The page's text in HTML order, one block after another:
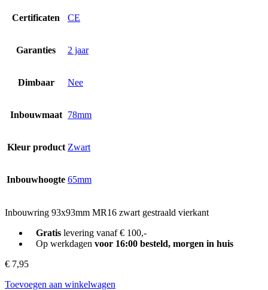
Certificaten CE
Garanties 2 jaar
Dimbaar Nee
Inbouwmaat 78mm
Kleur product Zwart
Inbouwhoogte 65mm
Inbouwring 93x93mm MR16 zwart gestraald vierkant
Gratislevering vanaf € 100,-
Op werkdagen voor 16:00 besteld, morgen in huis
€ 7,95
Toevoegen aan winkelwagen